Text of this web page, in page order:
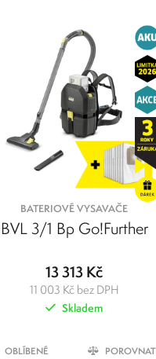
BATERIOVÉ VYSAVAČE
BVL 3/1 Bp Go!Further
13 313 Kč
11 003 Kč bez DPH
Skladem
OBLÍBENÉ
POROVNAT